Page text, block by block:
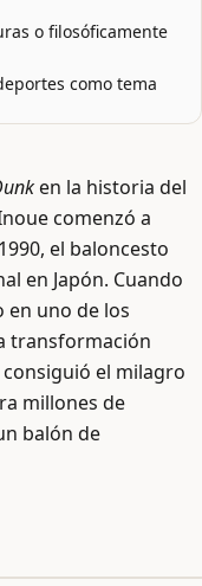
o filosóficamente
como tema
en la historia del
comenzó a
el baloncesto
en Japón. Cuando
en uno de los
transformación
consiguió el milagro
millones de
balón de